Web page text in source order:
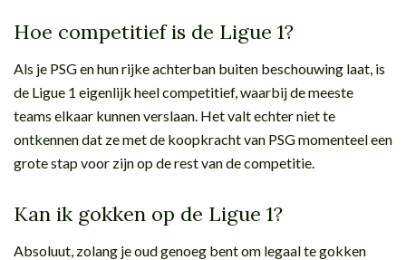
Hoe competitief is de Ligue 1?
Als je PSG en hun rijke achterban buiten beschouwing laat, is
de Ligue 1 eigenlijk heel competitief, waarbij de meeste
teams elkaar kunnen verslaan. Het valt echter niet te
ontkennen dat ze met de koopkracht van PSG momenteel een
grote stap voor zijn op de rest van de competitie.
Kan ik gokken op de Ligue 1?
Absoluut, zolang je oud genoeg bent om legaal te gokken